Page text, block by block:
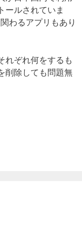
ールされていま
わるアプリもあり
れぞれ何をするも
削除しても問題無